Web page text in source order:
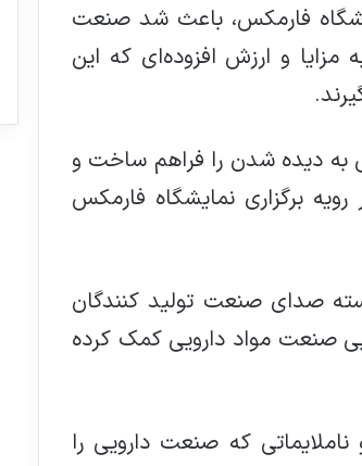
کرد، افزود: نمایشگاه فارمکس، باعث شد صنعت
و ارزش افزوده‌ای که این
به دیده شدن را فراهم ساخت و
نوین در رویه برگزاری نمایشگاه فارمکس
صدای صنعت تولید کنندگان
صنعت مواد دارویی کمک کرده
که صنعت دارویی را